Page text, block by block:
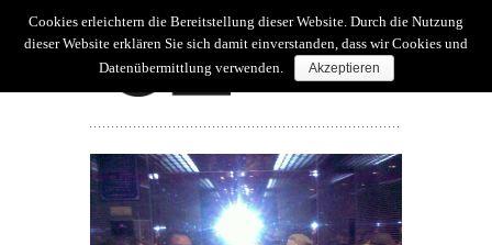
Featured Article
Cookies erleichtern die Bereitstellung dieser Website. Durch die Nutzung
dieser Website erklären Sie sich damit einverstanden, dass wir Cookies und
Datenübermittlung verwenden.
Akzeptieren